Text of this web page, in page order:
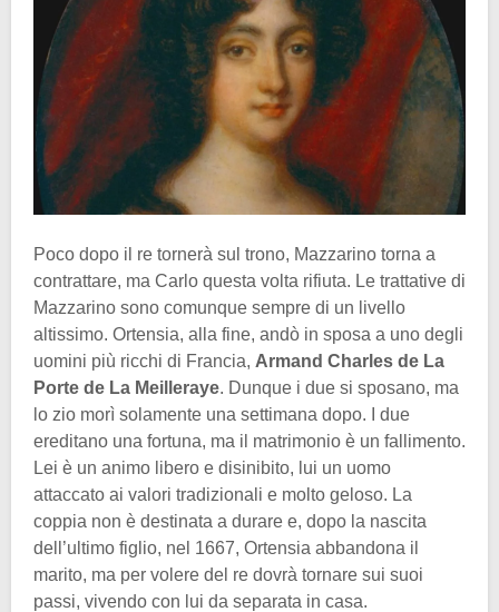
Poco dopo il re tornerà sul trono, Mazzarino torna a
contrattare, ma Carlo questa volta rifiuta. Le trattative di
Mazzarino sono comunque sempre di un livello
altissimo. Ortensia, alla fine, andò in sposa a uno degli
uomini più ricchi di Francia, Armand Charles de La
Porte de La Meilleraye. Dunque i due si sposano, ma
lo zio morì solamente una settimana dopo. I due
ereditano una fortuna, ma il matrimonio è un fallimento.
Lei è un animo libero e disinibito, lui un uomo
attaccato ai valori tradizionali e molto geloso. La
coppia non è destinata a durare e, dopo la nascita
dell’ultimo figlio, nel 1667, Ortensia abbandona il
marito, ma per volere del re dovrà tornare sui suoi
passi, vivendo con lui da separata in casa.